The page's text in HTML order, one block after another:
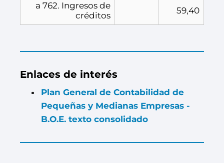
a 762. Ingresos de
créditos
59,40
Enlaces de interés
Plan General de Contabilidad de
Pequeñas y Medianas Empresas -
B.O.E. texto consolidado